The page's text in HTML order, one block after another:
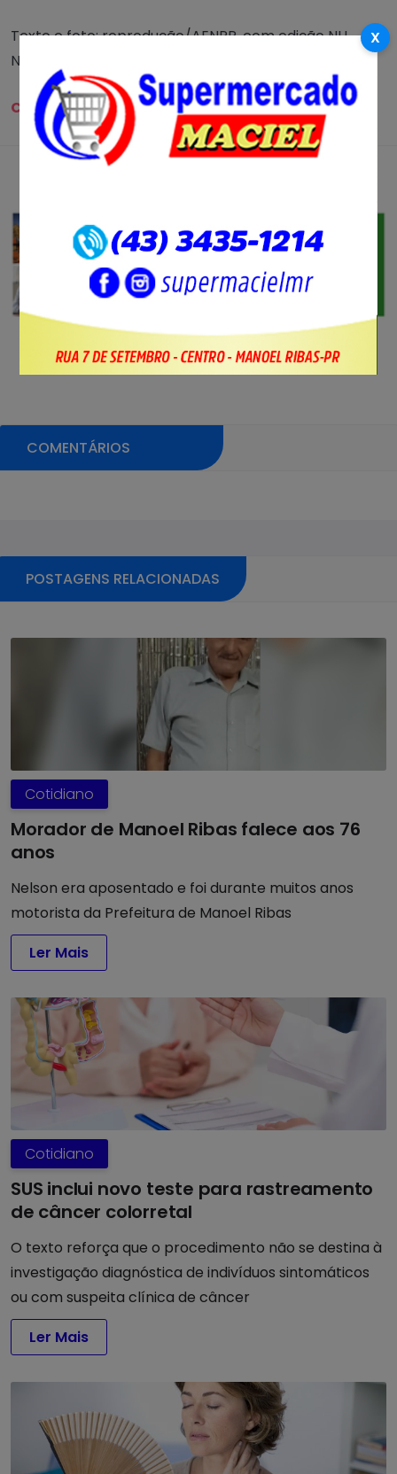
Texto e foto: reprodução/AENPR, com edição NH
Notícias
Compartilhe
COMENTÁRIOS
Pular sessão de comentários
POSTAGENS RELACIONADAS
Cotidiano
Morador de Manoel Ribas falece aos 76
anos
Nelson era aposentado e foi durante muitos anos
motorista da Prefeitura de Manoel Ribas
Ler Mais
Cotidiano
SUS inclui novo teste para rastreamento
de câncer colorretal
O texto reforça que o procedimento não se destina à
investigação diagnóstica de indivíduos sintomáticos
ou com suspeita clínica de câncer
Ler Mais
X